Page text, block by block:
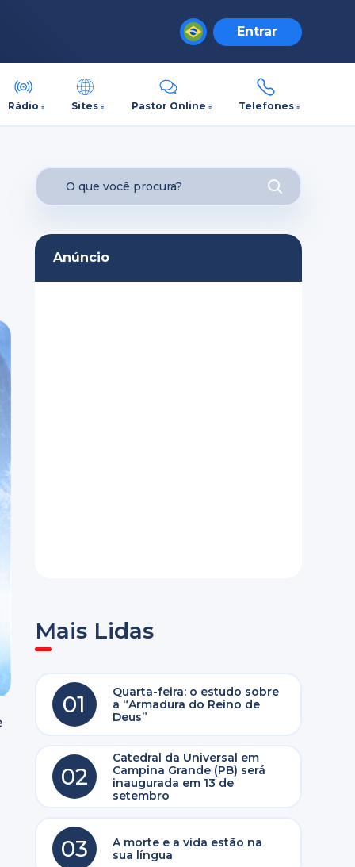
Entrar
Rádio Sites Pastor Online Telefones
Anúncio
Mais Lidas
01
Quarta-feira: o estudo sobre
a “Armadura do Reino de
Deus”
02
Catedral da Universal em
Campina Grande (PB) será
inaugurada em 13 de
setembro
03
A morte e a vida estão na
sua língua